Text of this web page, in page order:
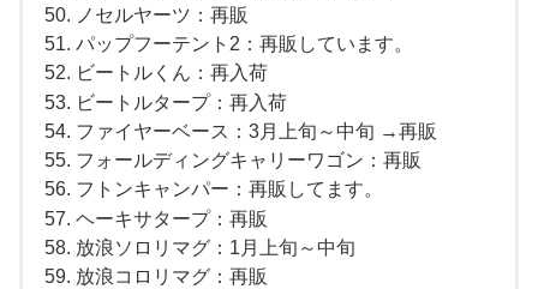
ノセルヤーツ：再販
パップフーテント2：再販しています。
ビートルくん：再入荷
ビートルタープ：再入荷
ファイヤーベース：3月上旬～中旬 →再販
フォールディングキャリーワゴン：再販
フトンキャンパー：再販してます。
ヘーキサタープ：再販
放浪ソロリマグ：1月上旬～中旬
放浪コロリマグ：再販